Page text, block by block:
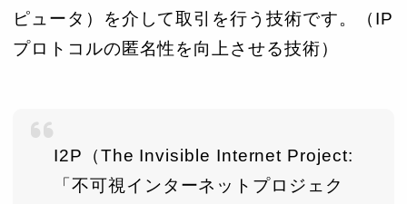
ピュータ）を介して取引を行う技術です。（IP
プロトコルの匿名性を向上させる技術）
I2P（The Invisible Internet Project:
「不可視インターネットプロジェク